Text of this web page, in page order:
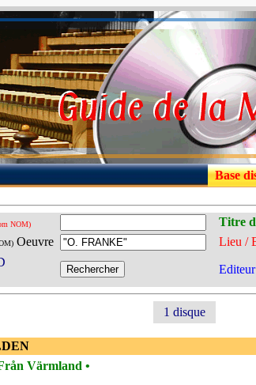
Base
NOM)
Titre
Oeuvre
Lieu /
Editeur
1 disque
Värmland •